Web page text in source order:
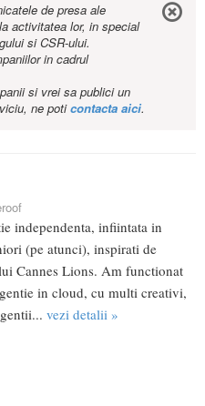
de presa ale
activitatea lor, in special
si CSR-ului.
in cadrul
si vrei sa publici un
ne poticontacta aici.
independenta, infiintata in
(pe atunci), inspirati de
Cannes Lions. Am functionat
in cloud, cu multi creativi,
vezi detalii »